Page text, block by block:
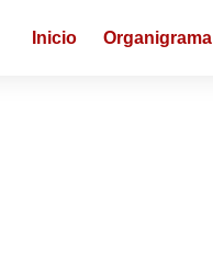
Inicio Organigrama